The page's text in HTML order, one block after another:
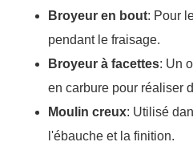
Broyeur en bout: Pour
pendant le fraisage.
Broyeur à facettes: Un
en carbure pour réaliser
Moulin creux: Utilisé
l'ébauche et la finition.